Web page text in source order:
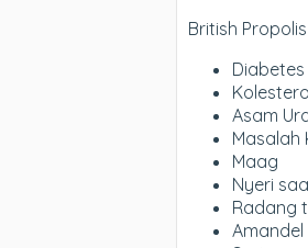
British
Diabetes
Asam
Masalah
Maag
Nyeri
Radang
Amandel